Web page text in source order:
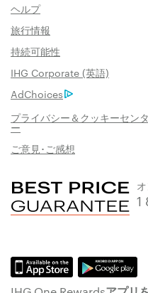
ヘルプ
旅行情報
持続可能性
IHG Corporate (英語)
AdChoices
プライバシー＆クッキーセンタ
ー
ご意見･ご感想
1